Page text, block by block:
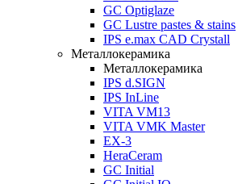
GC Optiglaze
GC Lustre pastes & stains
IPS e.max CAD Crystall
Металлокерамика
Металлокерамика
IPS d.SIGN
IPS InLine
VITA VM13
VITA VMK Master
EX-3
HeraCeram
GC Initial